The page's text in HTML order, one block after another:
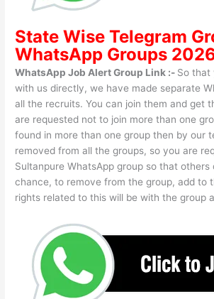
State WiseTelegram
WhatsApp Groups
WhatsApp Job Alert Group Link :- So that
with us directly, we have made separate
all the recruits. You can join them and get
are requested not to join more than one
found in more than one group then by our
removed from all the groups, so you are
Sultanpure WhatsApp group so that others
chance, to remove from the group, add to
rights related to this will be with the group